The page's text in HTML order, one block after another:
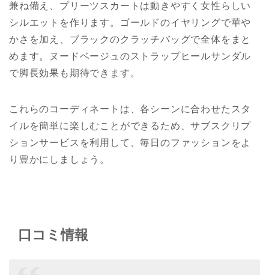
兼ね備え、プリーツスカートは動きやすく女性らしい
シルエットを作ります。ゴールドのイヤリングで華や
かさを加え、ブラックのクラッチバッグで全体をまと
めます。ヌードベージュのストラップヒールサンダル
で脚長効果も期待できます。
これらのコーディネートは、各シーンに合わせたスタ
イルを簡単に楽しむことができるため、サブスクリプ
ションサービスを利用して、毎日のファッションをよ
り豊かにしましょう。
口コミ情報